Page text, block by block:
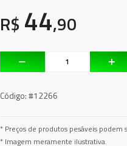
R$ 44,90
Código:#12266
* Preços de produtos pesáveis
* Imagem meramente ilustrativa.